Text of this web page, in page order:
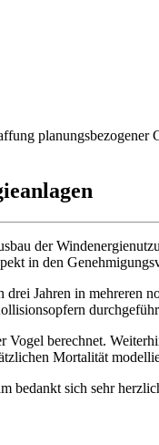
der
in den
Jahren in
berechnet.
Mortalität
sich sehr